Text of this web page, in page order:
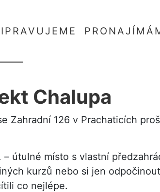
Chalupa
Zahradní 126 v Prachaticích
– útulné místo s vlastní
kurzů nebo si jen
co nejlépe.